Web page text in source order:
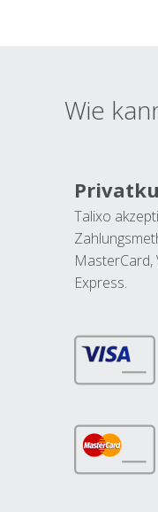
Wie
Talixo
MasterCard,
Express.